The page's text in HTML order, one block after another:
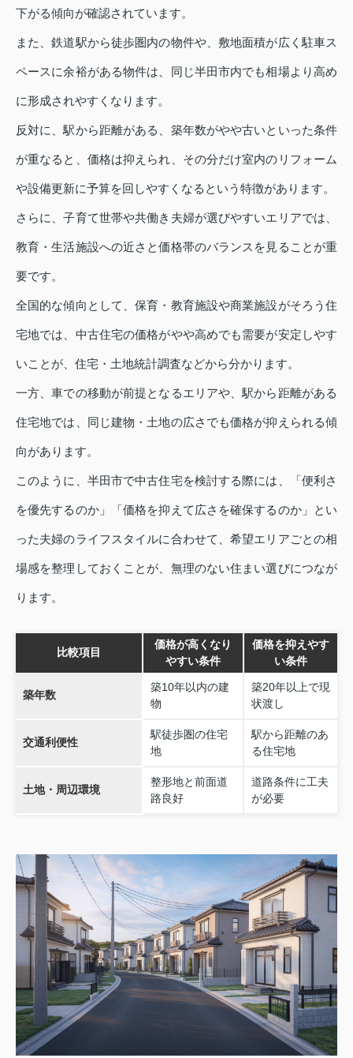
下がる傾向が確認されています。
また、鉄道駅から徒歩圏内の物件や、敷地面積が広く駐車ス
ペースに余裕がある物件は、同じ半田市内でも相場より高め
に形成されやすくなります。
反対に、駅から距離がある、築年数がやや古いといった条件
が重なると、価格は抑えられ、その分だけ室内のリフォーム
や設備更新に予算を回しやすくなるという特徴があります。
さらに、子育て世帯や共働き夫婦が選びやすいエリアでは、
教育・生活施設への近さと価格帯のバランスを見ることが重
要です。
全国的な傾向として、保育・教育施設や商業施設がそろう住
宅地では、中古住宅の価格がやや高めでも需要が安定しやす
いことが、住宅・土地統計調査などから分かります。
一方、車での移動が前提となるエリアや、駅から距離がある
住宅地では、同じ建物・土地の広さでも価格が抑えられる傾
向があります。
このように、半田市で中古住宅を検討する際には、「便利さ
を優先するのか」「価格を抑えて広さを確保するのか」とい
った夫婦のライフスタイルに合わせて、希望エリアごとの相
場感を整理しておくことが、無理のない住まい選びにつなが
ります。
比較項目
価格が高くなり
やすい条件
価格を抑えやす
い条件
築年数
築10年以内の建
物
築20年以上で現
状渡し
交通利便性
駅徒歩圏の住宅
地
駅から距離のあ
る住宅地
土地・周辺環境
整形地と前面道
路良好
道路条件に工夫
が必要